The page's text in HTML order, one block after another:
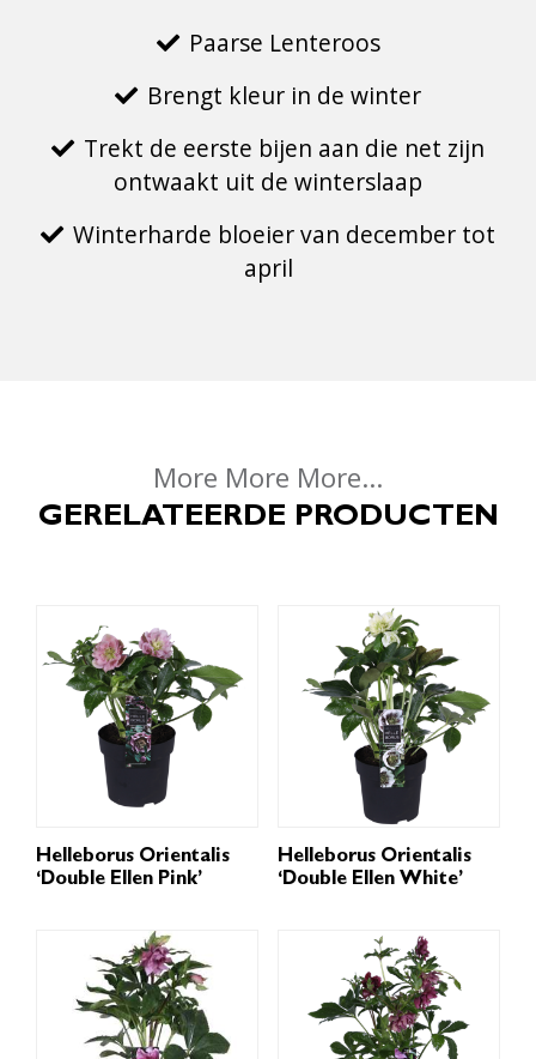
Paarse Lenteroos
Brengt kleur in de winter
Trekt de eerste bijen aan die net zijn
ontwaakt uit de winterslaap
Winterharde bloeier van december tot
april
More More More...
GERELATEERDE PRODUCTEN
Helleborus Orientalis
‘Double Ellen Pink’
Helleborus Orientalis
‘Double Ellen White’